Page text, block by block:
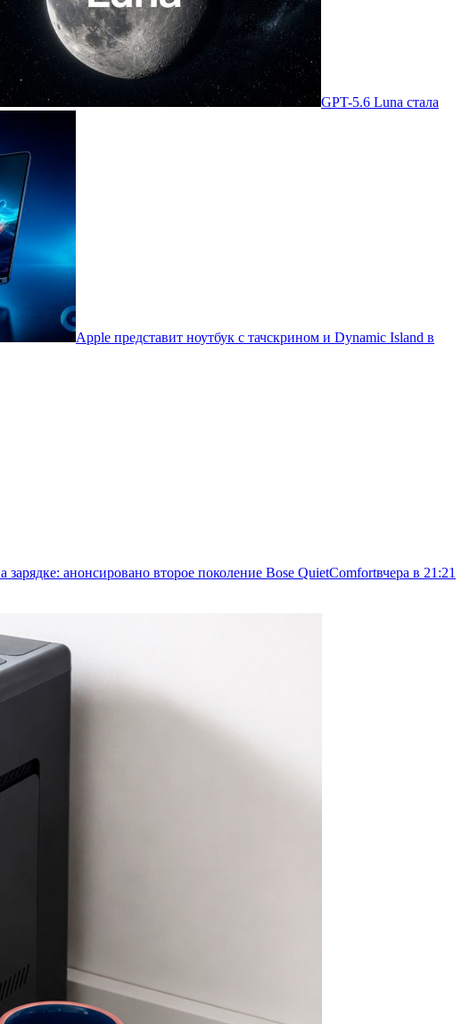
GPT-5.6 Luna стала
Apple представит ноутбук с тачскрином и Dynamic Island в
зарядке: анонсировано второе поколение Bose QuietComfortвчера в 21:21